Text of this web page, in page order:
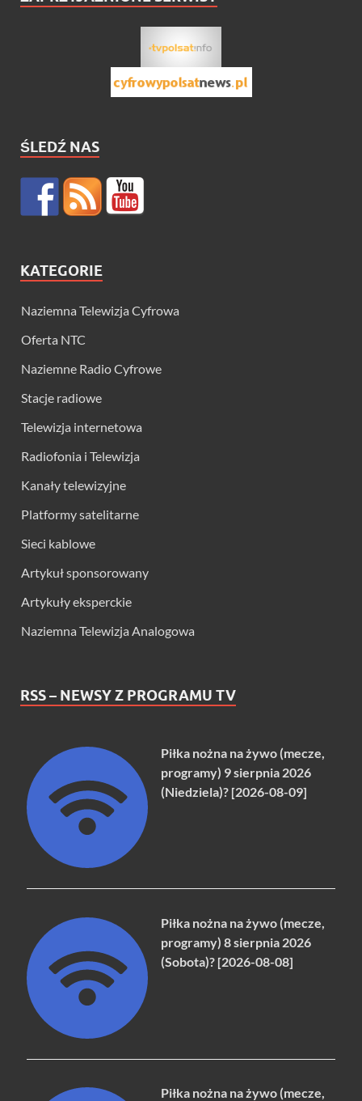
ŚLEDŹ NAS
KATEGORIE
Naziemna Telewizja Cyfrowa
Oferta NTC
Naziemne Radio Cyfrowe
Stacje radiowe
Telewizja internetowa
Radiofonia i Telewizja
Kanały telewizyjne
Platformy satelitarne
Sieci kablowe
Artykuł sponsorowany
Artykuły eksperckie
Naziemna Telewizja Analogowa
RSS – NEWSY Z PROGRAMU TV
Piłka nożna na żywo (mecze,
programy) 9 sierpnia 2026
(Niedziela)? [2026-08-09]
Piłka nożna na żywo (mecze,
programy) 8 sierpnia 2026
(Sobota)? [2026-08-08]
Piłka nożna na żywo (mecze,